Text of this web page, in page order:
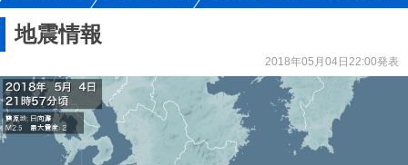
地震情報
2018年05月04日22:00発表